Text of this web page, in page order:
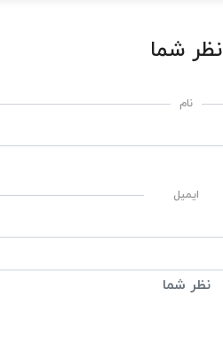
نظر شما
نام
ایمیل